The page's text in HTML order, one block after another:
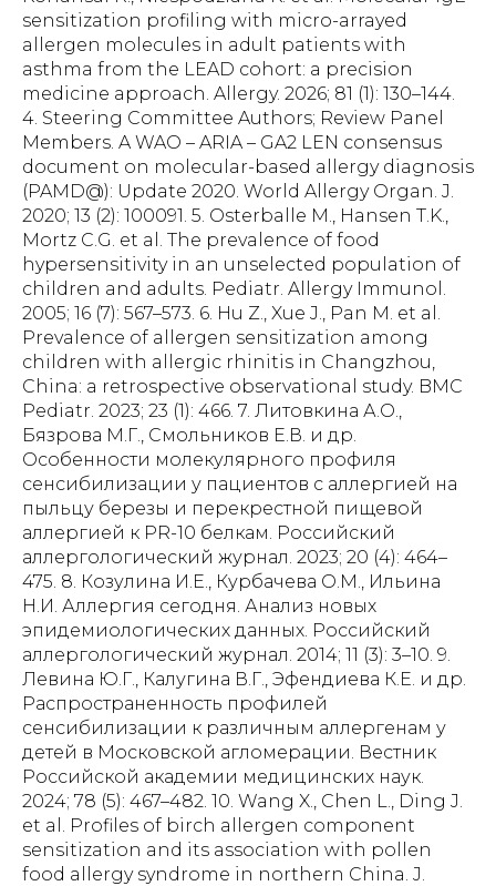
sensitization profiling with micro-arrayed
allergen molecules in adult patients with
asthma from the LEAD cohort: a precision
medicine approach. Allergy. 2026; 81 (1): 130–144.
4. Steering Committee Authors; Review Panel
Members. A WAO – ARIA – GA2 LEN consensus
document on molecular-based allergy diagnosis
(PAMD@): Update 2020. World Allergy Organ. J.
2020; 13 (2): 100091. 5. Osterballe M., Hansen T.K.,
Mortz C.G. et al. The prevalence of food
hypersensitivity in an unselected population of
children and adults. Pediatr. Allergy Immunol.
2005; 16 (7): 567–573. 6. Hu Z., Xue J., Pan M. et al.
Prevalence of allergen sensitization among
children with allergic rhinitis in Changzhou,
China: a retrospective observational study. BMC
Pediatr. 2023; 23 (1): 466. 7. Литовкина А.О.,
Бязрова М.Г., Смольников Е.В. и др.
Особенности молекулярного профиля
сенсибилизации у пациентов с аллергией на
пыльцу березы и перекрестной пищевой
аллергией к PR-10 белкам. Российский
аллергологический журнал. 2023; 20 (4): 464–
475. 8. Козулина И.Е., Курбачева О.М., Ильина
Н.И. Аллергия сегодня. Анализ новых
эпидемиологических данных. Российский
аллергологический журнал. 2014; 11 (3): 3–10. 9.
Левина Ю.Г., Калугина В.Г., Эфендиева К.Е. и др.
Распространенность профилей
сенсибилизации к различным аллергенам у
детей в Московской агломерации. Вестник
Российской академии медицинских наук.
2024; 78 (5): 467–482. 10. Wang X., Chen L., Ding J.
et al. Profiles of birch allergen component
sensitization and its association with pollen
food allergy syndrome in northern China. J.